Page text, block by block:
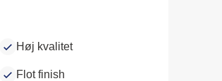
Høj kvalitet
Flot finish